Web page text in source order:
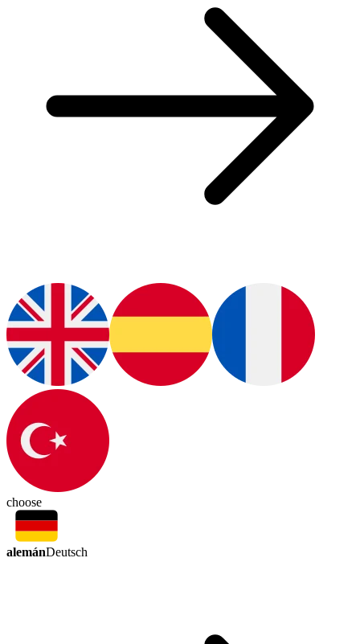
choose
alemánDeutsch